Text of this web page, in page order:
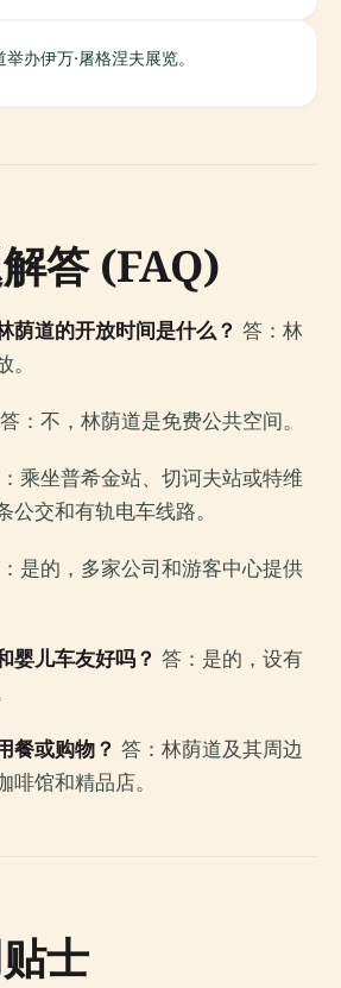
举办伊万·屠格涅夫展览。
答 (FAQ)
荫道的开放时间是什么？ 答：林
答：不，林荫道是免费公共空间。
乘坐普希金站、切诃夫站或特维
公交和有轨电车线路。
是的，多家公司和游客中心提供
婴儿车友好吗？ 答：是的，设有
餐或购物？ 答：林荫道及其周边
啡馆和精品店。
士